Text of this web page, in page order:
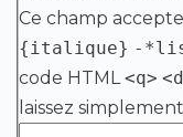
Ce champ
{italique} -
code HTML<q>
laissez